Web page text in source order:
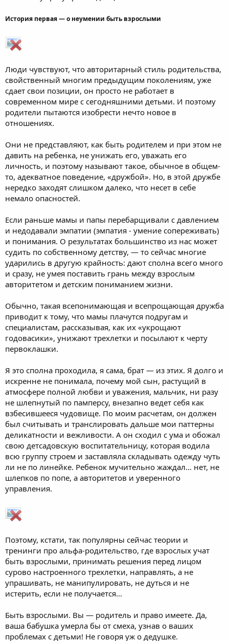
История первая — о неумении быть взрослыми
Люди чувствуют, что авторитарный стиль родительства,
свойственный многим предыдущим поколениям, уже
сдает свои позиции, он просто не работает в
современном мире с сегодняшними детьми. И поэтому
родители пытаются изобрести нечто новое в
отношениях.
Они не представляют, как быть родителем и при этом не
давить на ребенка, не унижать его, уважать его
личность, и поэтому называют такое, обычное в общем-
то, адекватное поведение, «дружбой». Но, в этой дружбе
нередко заходят слишком далеко, что несет в себе
немало опасностей.
Если раньше мамы и папы перебарщивали с давлением
и недодавали эмпатии (эмпатия - умение сопереживать)
и понимания. О результатах большинство из нас может
судить по собственному детству, — то сейчас многие
ударились в другую крайность: дают сполна всего много
и сразу, не умея поставить грань между взрослым
авторитетом и детским пониманием жизни.
Обычно, такая всепонимающая и всепрощающая дружба
приводит к тому, что мамы плачутся подругам и
специалистам, рассказывая, как их «укрощают
годовасики», унижают трехлетки и посылают к черту
первоклашки.
Я это сполна проходила, я сама, брат — из этих. Я долго и
искренне не понимала, почему мой сын, растущий в
атмосфере полной любви и уважения, мальчик, ни разу
не шлепнутый по памперсу, внезапно ведет себя как
взбесившееся чудовище. По моим расчетам, он должен
был считывать и транслировать дальше мои паттерны
деликатности и вежливости. А он сходил с ума и обожал
свою детсадовскую воспитательницу, которая водила
всю группу строем и заставляла складывать одежду чуть
ли не по линейке. Ребенок мучительно жаждал… нет, не
шлепков по попе, а авторитетов и уверенного
управления.
Поэтому, кстати, так популярны сейчас теории и
тренинги про альфа-родительство, где взрослых учат
быть взрослыми, принимать решения перед лицом
сурово настроенного трехлетки, направлять, а не
упрашивать, не манипулировать, не дуться и не
истерить, если не получается…
Быть взрослыми. Вы — родитель и право имеете. Да,
ваша бабушка умерла бы от смеха, узнав о ваших
проблемах с детьми! Не говоря уж о дедушке.